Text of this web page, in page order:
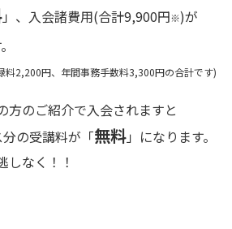
」、入会諸費用(合計9,900円※)が
2,200円、年間事務手数料3,300円の合計です)
方のご紹介で入会されますと
の受講料が「無料」になります。
しなく！！